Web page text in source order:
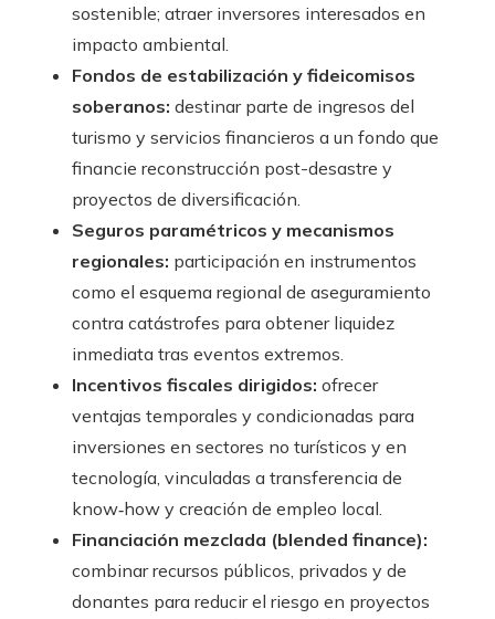
sostenible; atraer inversores interesados en
impacto ambiental.
Fondos de estabilización y fideicomisos
soberanos: destinar parte de ingresos del
turismo y servicios financieros a un fondo que
financie reconstrucción post-desastre y
proyectos de diversificación.
Seguros paramétricos y mecanismos
regionales: participación en instrumentos
como el esquema regional de aseguramiento
contra catástrofes para obtener liquidez
inmediata tras eventos extremos.
Incentivos fiscales dirigidos: ofrecer
ventajas temporales y condicionadas para
inversiones en sectores no turísticos y en
tecnología, vinculadas a transferencia de
know‑how y creación de empleo local.
Financiación mezclada (blended finance):
combinar recursos públicos, privados y de
donantes para reducir el riesgo en proyectos